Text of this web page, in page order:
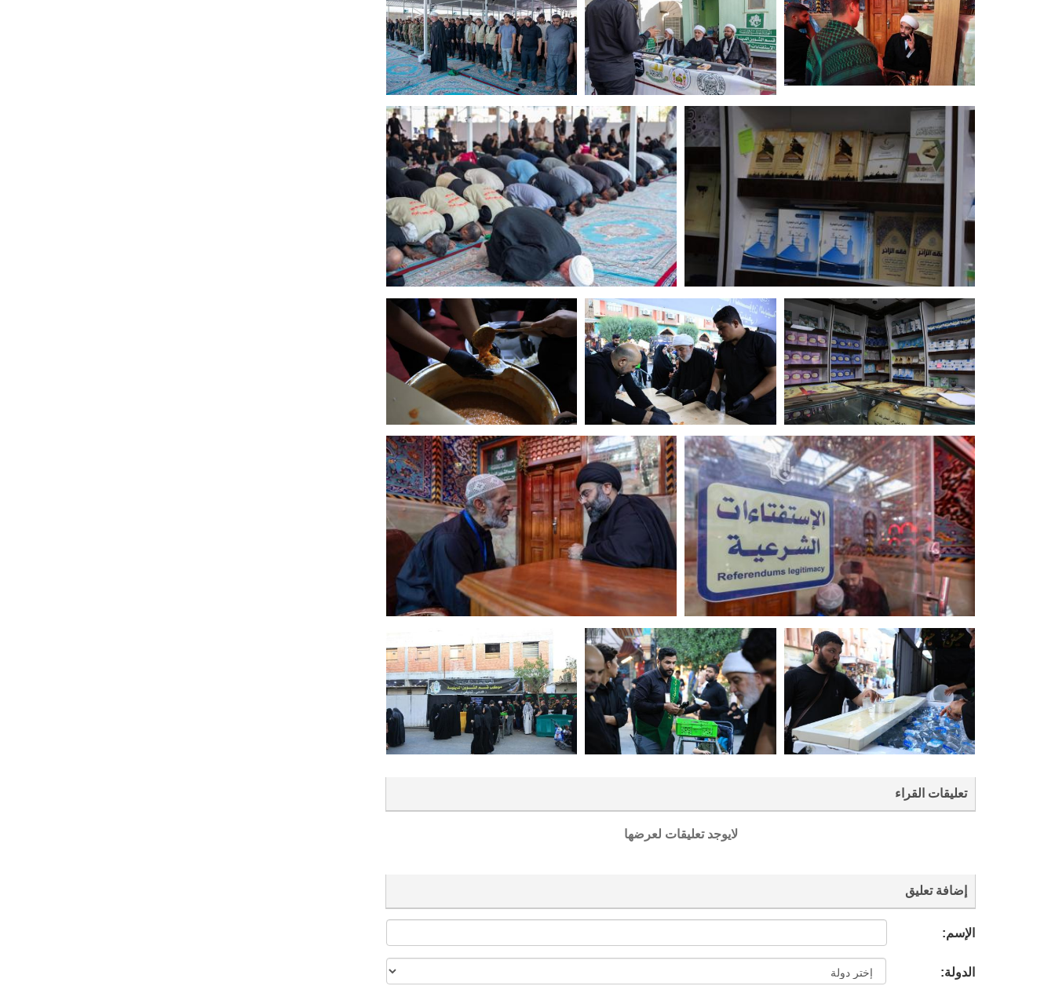
تعليقات القراء
لايوجد تعليقات لعرضها
إضافة تعليق
الإسم:
الدولة: